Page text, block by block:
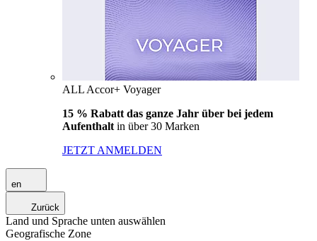
ALL Accor+ Voyager
15 % Rabatt das ganze Jahr über bei jedem
Aufenthalt in über 30 Marken
JETZT ANMELDEN
en
Zurück
Land und Sprache unten auswählen
Geografische Zone